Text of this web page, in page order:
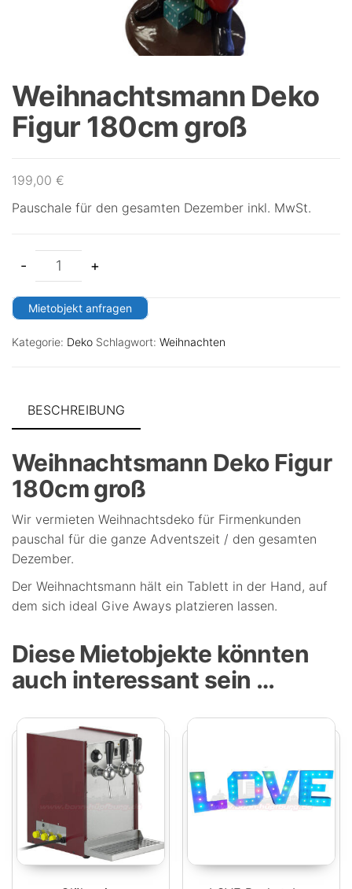
Weihnachtsmann Deko
Figur 180cm groß
199,00 €
Pauschale für den gesamten Dezember inkl. MwSt.
- +
Mietobjekt anfragen
Kategorie: Deko Schlagwort: Weihnachten
BESCHREIBUNG
Weihnachtsmann Deko Figur
180cm groß
Wir vermieten Weihnachtsdeko für Firmenkunden
pauschal für die ganze Adventszeit / den gesamten
Dezember.
Der Weihnachtsmann hält ein Tablett in der Hand, auf
dem sich ideal Give Aways platzieren lassen.
Diese Mietobjekte könnten
auch interessant sein …